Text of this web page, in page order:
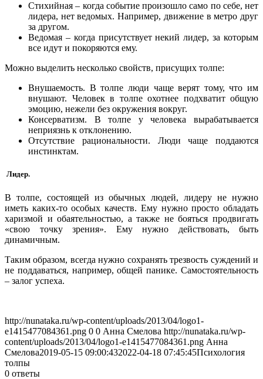
Стихийная – когда событие произошло само по себе, нет
лидера, нет ведомых. Например, движение в метро друг
за другом.
Ведомая – когда присутствует некий лидер, за которым
все идут и покоряются ему.
Можно выделить несколько свойств, присущих толпе:
Внушаемость. В толпе люди чаще верят тому, что им
внушают. Человек в толпе охотнее подхватит общую
эмоцию, нежели без окружения вокруг.
Консерватизм. В толпе у человека вырабатывается
неприязнь к отклонению.
Отсутствие рациональности. Люди чаще поддаются
инстинктам.
Лидер.
В толпе, состоящей из обычных людей, лидеру не нужно
иметь каких-то особых качеств. Ему нужно просто обладать
харизмой и обаятельностью, а также не бояться продвигать
«свою точку зрения». Ему нужно действовать, быть
динамичным.
Таким образом, всегда нужно сохранять трезвость суждений и
не поддаваться, например, общей панике. Самостоятельность
– залог успеха.
http://nunataka.ru/wp-content/uploads/2013/04/logo1-
e1415477084361.png 0 0 Анна Смелова http://nunataka.ru/wp-
content/uploads/2013/04/logo1-e1415477084361.png Анна
Смелова2019-05-15 09:00:432022-04-18 07:45:45Психология
толпы
0 ответы